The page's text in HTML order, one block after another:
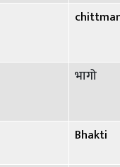
भागो
Bhakti